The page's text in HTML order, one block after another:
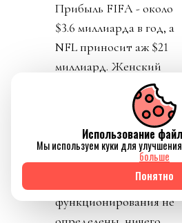
Прибыль FIFA - около
$3.6 миллиарда в год, а
NFL приносит аж $21
миллиард. Женский
футбол не указан. Кому
обещанные миллиарды
достанутся не сказали.
Личности инвесторов
не указаны в документе,
сроки и условия
функционирования не
Использование
Мы используем куки для
больше
Понятно